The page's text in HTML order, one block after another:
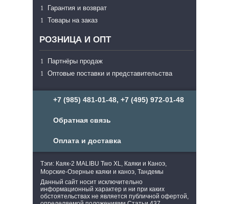
Гарантия и возврат
Товары на заказ
РОЗНИЦА И ОПТ
Партнёры продаж
Оптовые поставки и представительства
+7 (985) 481-01-48, +7 (495) 972-01-48
Обратная связь
Оплата и доставка
Тэги: Каяк-2 MALIBU Two XL, Каяки и Каноэ,
Морские-Озерные каяки и каноэ, Тандемы
Данный сайт носит исключительно
информационный характер и ни при каких
обстоятельствах не является публичной офертой,